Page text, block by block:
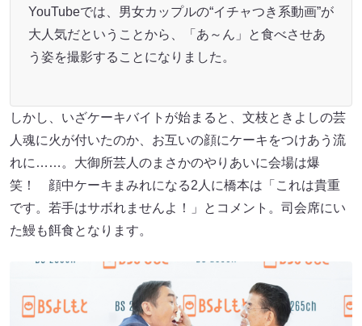
YouTubeでは、男女カップルの“イチャつき系動画”が
大人気だということから、「あ～ん」と食べさせあ
う姿を撮影することになりました。
しかし、いざケーキバイトが始まると、文枝ときよしの芸
人魂に火が付いたのか、お互いの顔にケーキをつけあう流
れに……。大御所芸人のまさかのやりあいに会場は爆
笑！ 顔中ケーキまみれになる2人に橋本は「これは貴重
です。若手はサボれませんよ！」とコメント。司会席にい
た鰻も餌食となります。